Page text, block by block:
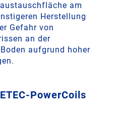
am
Herstellung
Gefahr von
an der
aufgrund hoher
PowerCoils